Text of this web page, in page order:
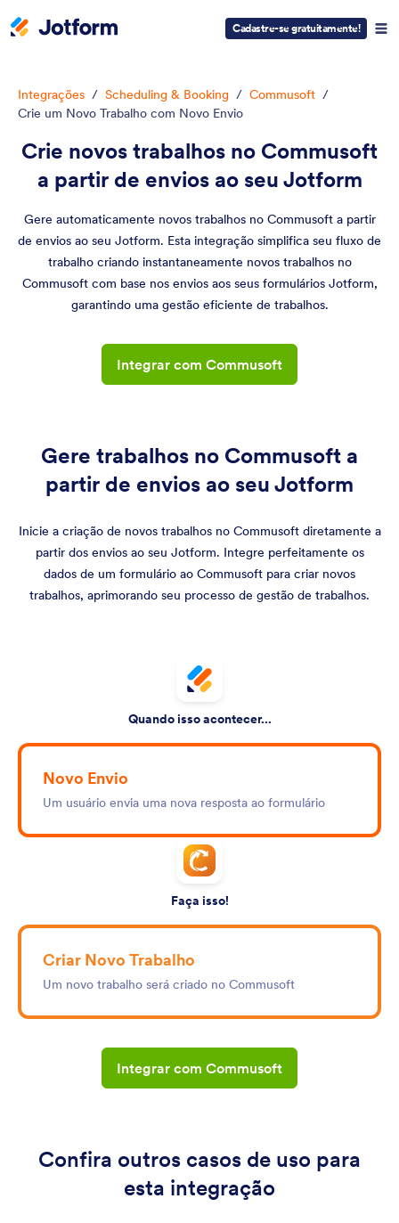
Cadastre-se gratuitamente!
Integrações / Scheduling & Booking / Commusoft /
Crie um Novo Trabalho com Novo Envio
Crie novos trabalhos no Commusoft
a partir de envios ao seu Jotform
Gere automaticamente novos trabalhos no Commusoft a partir
de envios ao seu Jotform. Esta integração simplifica seu fluxo de
trabalho criando instantaneamente novos trabalhos no
Commusoft com base nos envios aos seus formulários Jotform,
garantindo uma gestão eficiente de trabalhos.
Integrar com Commusoft
Gere trabalhos no Commusoft a
partir de envios ao seu Jotform
Inicie a criação de novos trabalhos no Commusoft diretamente a
partir dos envios ao seu Jotform. Integre perfeitamente os
dados de um formulário ao Commusoft para criar novos
trabalhos, aprimorando seu processo de gestão de trabalhos.
Quando isso acontecer...
Novo Envio
Um usuário envia uma nova resposta ao formulário
Faça isso!
Criar Novo Trabalho
Um novo trabalho será criado no Commusoft
Integrar com Commusoft
Confira outros casos de uso para
esta integração